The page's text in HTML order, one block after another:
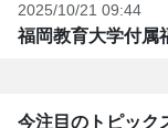
2025/10/21 09:44
福岡教育大学付
今注目のトピック